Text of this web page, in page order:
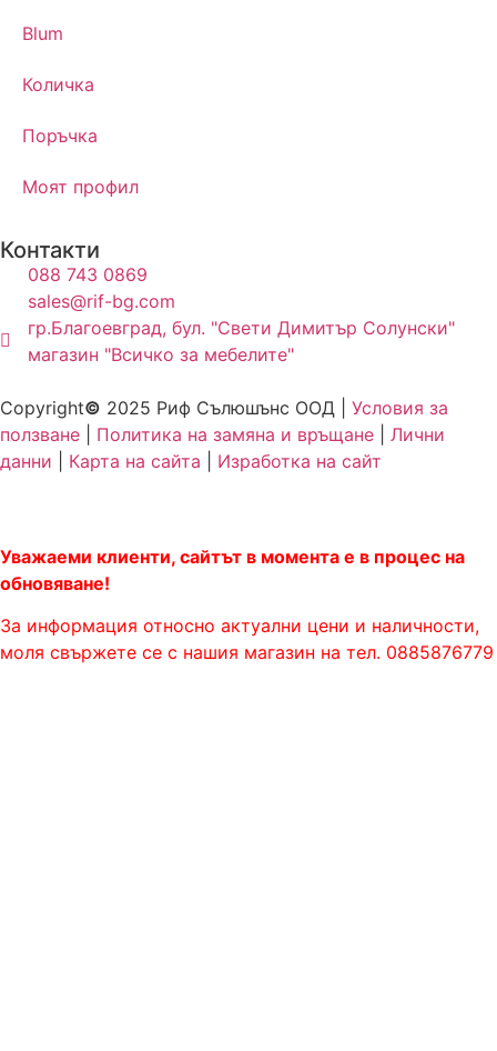
Blum
Количка
Поръчка
Моят профил
Контакти
088 743 0869
sales@rif-bg.com
гр.Благоевград, бул. "Свети Димитър Солунски"
магазин "Всичко за мебелите"
Copyright© 2025 Риф Сълюшънс ООД | Условия за
ползване
Политика на замяна и връщане
Лични
данни
Карта на сайта Изработка на сайт
Уважаеми клиенти, сайтът в момента е в процес на
обновяване!
За информация относно актуални цени и наличности,
моля свържете се с нашия магазин на тел. 0885876779